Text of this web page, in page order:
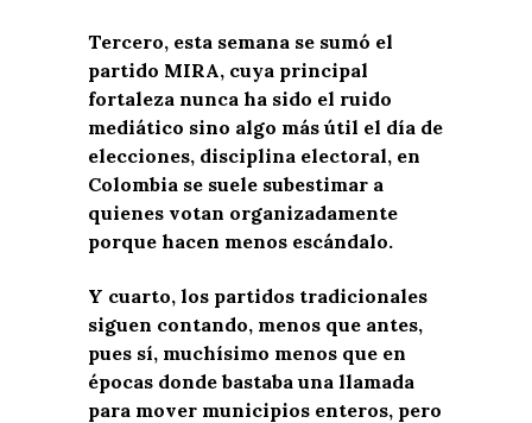
Tercero, esta semana se sumó el
partido MIRA, cuya principal
fortaleza nunca ha sido el ruido
mediático sino algo más útil el día de
elecciones, disciplina electoral, en
Colombia se suele subestimar a
quienes votan organizadamente
porque hacen menos escándalo.
Y cuarto, los partidos tradicionales
siguen contando, menos que antes,
pues sí, muchísimo menos que en
épocas donde bastaba una llamada
para mover municipios enteros, pero